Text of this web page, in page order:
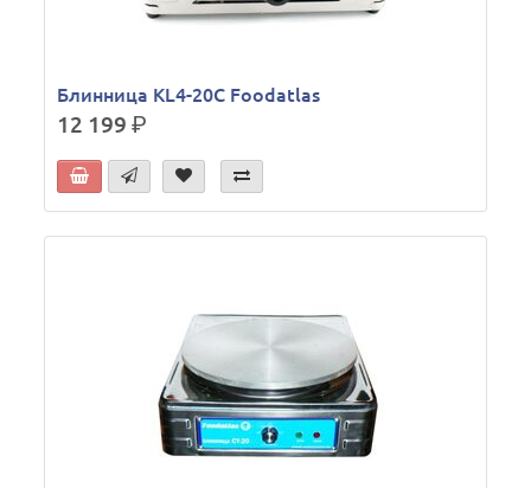
Блинница KL4-20C Foodatlas
12 199р.